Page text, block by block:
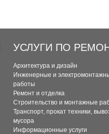
УСЛУГИ ПО
Архитектура и дизайн
Инженерные и
работы
Ремонт и отделка
Строительство и монтажные
Транспорт, прокат техники,
мусора
Информационные услуги